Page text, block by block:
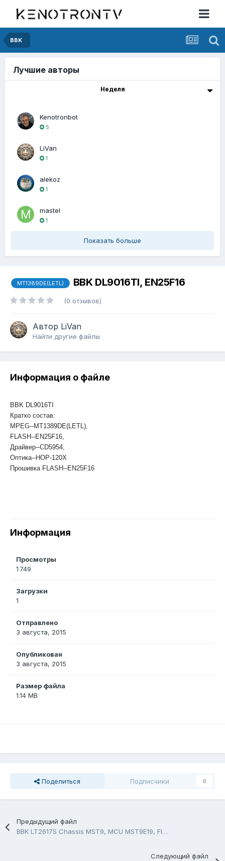
BBK
Лучшие авторы
Неделя
Kenotronbot
5
LiVan
1
alekoz
1
mastel
1
Показать больше
MT1389DE(LETL) BBK DL9016TI, EN25F16
(0 отзывов)
Автор LiVan
Найти другие файлы
Информация о файле
BBK DL9016TI
Кратко состав:
MPEG--MT1389DE(LETL),
FLASH--EN25F16,
Драйвер--CD5954,
Оптика--HOP-120X
Прошивка FLASH--EN25F16
Информация
Просмотры
1 749
Загрузки
1
Отправлено
3 августа, 2015
Опубликован
3 августа, 2015
Размер файла
1.14 MB
Поделиться Подписчики 0
Предыдущий файл
BBK LT2617S Chassis MST9, MCU MST9E19, Flash A25L40PUO
Следующий файл